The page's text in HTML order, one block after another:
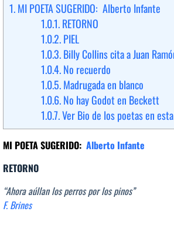
1.MI POETA SUGERIDO: Alberto Infante
1.0.1.RETORNO
1.0.2.PIEL
1.0.3.Billy Collins cita a Juan
1.0.4.No recuerdo
1.0.5.Madrugada en blanco
1.0.6.No hay Godot en Beckett
1.0.7.Ver Bio de los poetas en
MI POETA SUGERIDO: Alberto Infante
RETORNO
“Ahora aúllan los perros por los pinos”
F. Brines